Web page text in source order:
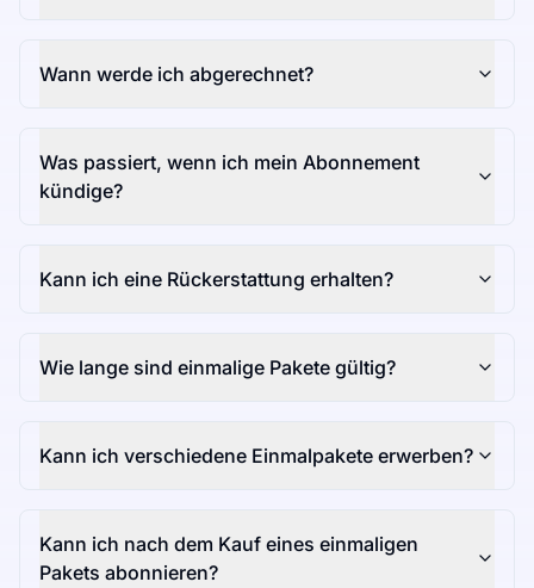
Wann werde ich abgerechnet?
Was passiert, wenn ich mein Abonnement
kündige?
Kann ich eine Rückerstattung erhalten?
Wie lange sind einmalige Pakete gültig?
Kann ich verschiedene Einmalpakete erwerben?
Kann ich nach dem Kauf eines einmaligen
Pakets abonnieren?